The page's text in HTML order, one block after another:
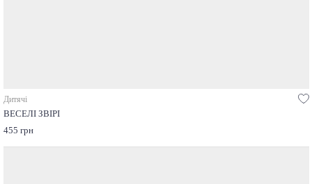
Дитячі
ВЕСЕЛІ ЗВІРІ
455 грн